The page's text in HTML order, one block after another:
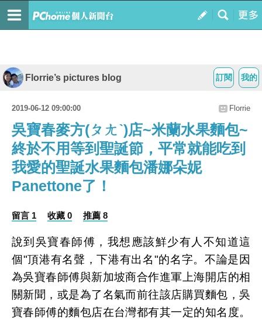
我的
訂閱
Florrie’s pictures blog
2019-06-12 09:00:00 Florrie
吳寶春麥方(ㄆㄤˋ)店~米蘭水果麵包~
終於不用等到聖誕節，平常就能吃到
我愛的聖誕水果麵包潘娜朵妮
Panettone了！
留言 1 收藏 0 推薦 8
說到吳寶春師傅，我想應該鮮少有人不知道這
個"頂港有名聲，下港有出名"的名字。不論是因
為吳寶春師傅與新加坡商合作進軍上海開店的相
關新聞，或是為了名氣而前往該店購買麵包，吳
寶春師傅的麵包店在台灣都有其一定的知名度。